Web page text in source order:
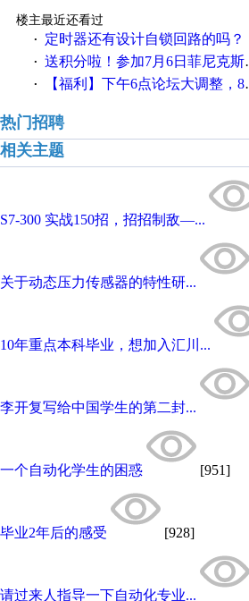
楼主最近还看过
·
定时器还有设计自锁回路的吗？
· 送积分啦！参加7月6日菲尼克斯在线研讨会即得
· 【福利】下午6点论坛大调整，8点服务器内存升级
热门招聘
相关主题
S7-300 实战150招，招招制敌—...
关于动态压力传感器的特性研...
10年重点本科毕业，想加入汇川...
李开复写给中国学生的第二封...
一个自动化学生的困惑 [951]
毕业2年后的感受 [928]
请过来人指导一下自动化专业...